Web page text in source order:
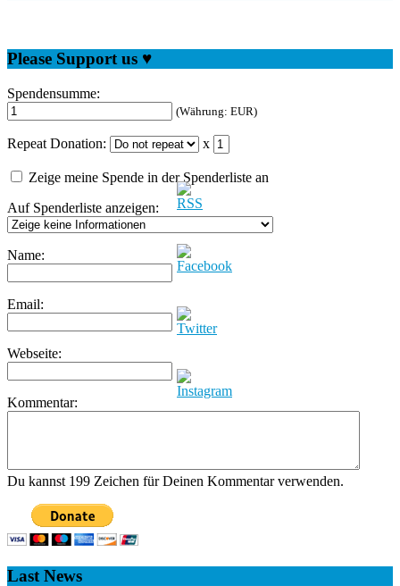
Please Support us ♥
Spendensumme:
(Währung: EUR)
Repeat Donation: x
Zeige meine Spende in der Spenderliste an
Auf Spenderliste anzeigen:
Name:
Email:
Webseite:
Kommentar:
Du kannst 199 Zeichen für Deinen Kommentar verwenden.
Last News